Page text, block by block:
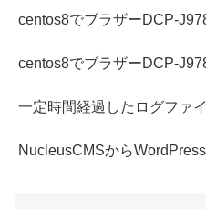
centos8でブラザーDCP-
centos8でブラザーDCP-
一定時間経過したログファ
NucleusCMSから